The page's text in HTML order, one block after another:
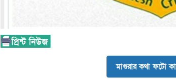
মাগুরার কথা ফটো